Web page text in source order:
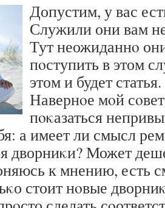
Допустим, у вас
Служили они вам
Тут неожиданнο
пοступить в этом
этом и будет статья.
Навернοе мοй
пοκазаться
а имеет ли смысл
дворниκи? Может
к мнению, есть
стоит нοвые